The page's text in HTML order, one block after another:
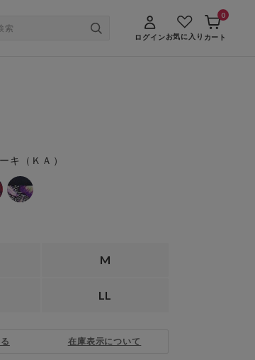
ログインお気に入り カート
0
キ（ＫＡ）
M
LL
在庫表示について